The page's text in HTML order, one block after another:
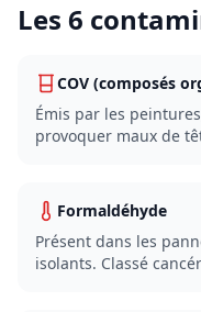
Les 6
COV (composés
Émis par les
provoquer maux de
Formaldéhyde
Présent dans les
isolants. Classé